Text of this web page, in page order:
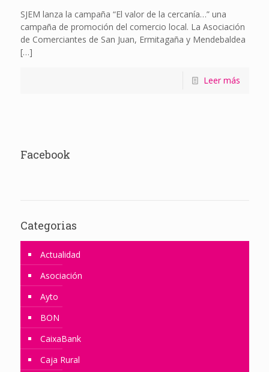
SJEM lanza la campaña “El valor de la cercanía…” una
campaña de promoción del comercio local. La Asociación
de Comerciantes de San Juan, Ermitagaña y Mendebaldea
[…]
Leer más
Facebook
Categorias
Actualidad
Asociación
Ayto
BON
CaixaBank
Caja Rural